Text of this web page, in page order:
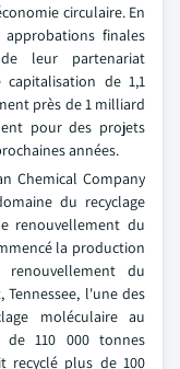
circulaire. En
finales
leur partenariat
capitalisation de 1,1
près de 1 milliard
pour des projets
années.
Chemical Company
du recyclage
renouvellement du
la production
du
l'une des
moléculaire au
de 110 000 tonnes
recyclé plus de 100